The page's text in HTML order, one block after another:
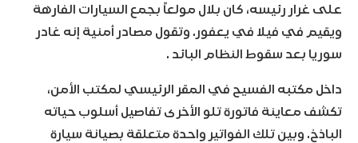
على غرار رئيسه، كان بلال مولعاً بجمع السيارات الفارهة
ويقيم في فيلا في يعفور. وتقول مصادر أمنية إنه غادر
سوريا بعد سقوط النظام البائد .
داخل مكتبه الفسيح في المقر الرئيسي لمكتب الأمن،
تكشف معاينة فاتورة تلو الأخرى تفاصيل أسلوب حياته
الباذخ. وبين تلك الفواتير واحدة متعلقة بصيانة سيارة